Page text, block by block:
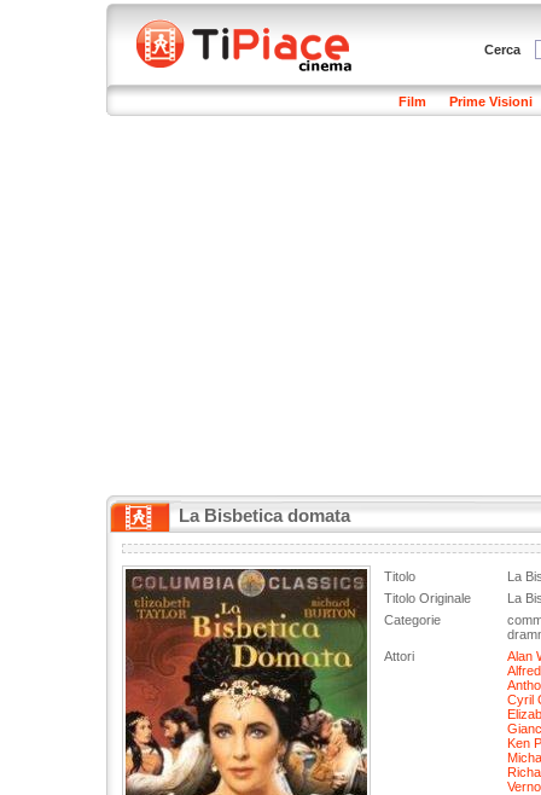
Cerca
Film Prime Visioni
La Bisbetica domata
Titolo
La
Titolo Originale
La
Categorie
Attori
Alan
Cyril
Ken